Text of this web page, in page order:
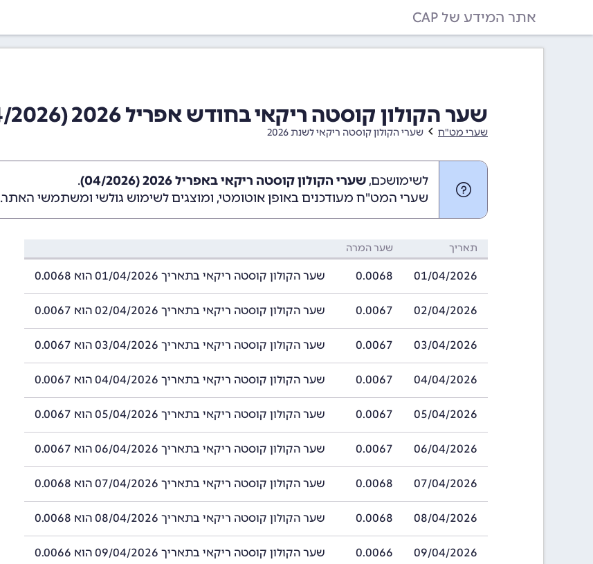
אתר המידע של CAP
שער הקולון קוסטה ריקאי בחודש אפריל 2026 (04/2026)
שערי מט"ח שערי הקולון קוסטה ריקאי לשנת 2026
לשימושכם, שערי הקולון קוסטה ריקאי באפריל 2026 (04/2026)
.
שערי המט"ח מעודכנים באופן אוטומטי, ומוצגים לשימוש גולשי ומשתמשי האתר.
תאריך שער המרה
01/04/2026
0.0068 שער הקולון קוסטה ריקאי בתאריך 01/04/2026 הוא 0.0068
02/04/2026
0.0067 שער הקולון קוסטה ריקאי בתאריך 02/04/2026 הוא 0.0067
03/04/2026
0.0067 שער הקולון קוסטה ריקאי בתאריך 03/04/2026 הוא 0.0067
04/04/2026
0.0067 שער הקולון קוסטה ריקאי בתאריך 04/04/2026 הוא 0.0067
05/04/2026
0.0067 שער הקולון קוסטה ריקאי בתאריך 05/04/2026 הוא 0.0067
06/04/2026
0.0067 שער הקולון קוסטה ריקאי בתאריך 06/04/2026 הוא 0.0067
07/04/2026
0.0068 שער הקולון קוסטה ריקאי בתאריך 07/04/2026 הוא 0.0068
08/04/2026
0.0068 שער הקולון קוסטה ריקאי בתאריך 08/04/2026 הוא 0.0068
09/04/2026
0.0066 שער הקולון קוסטה ריקאי בתאריך 09/04/2026 הוא 0.0066